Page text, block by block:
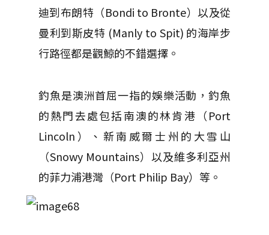
迪到布朗特（Bondi to Bronte）以及從
曼利到斯皮特 (Manly to Spit) 的海岸步
行路徑都是觀鯨的不錯選擇。
釣魚是澳洲首屈一指的娛樂活動，釣魚
的熱門去處包括南澳的林肯港（Port
Lincoln）、新南威爾士州的大雪山
（Snowy Mountains）以及維多利亞州
的菲力浦港灣（Port Philip Bay）等。